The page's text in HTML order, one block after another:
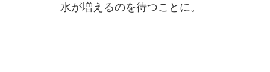
水が増えるのを待つことに。